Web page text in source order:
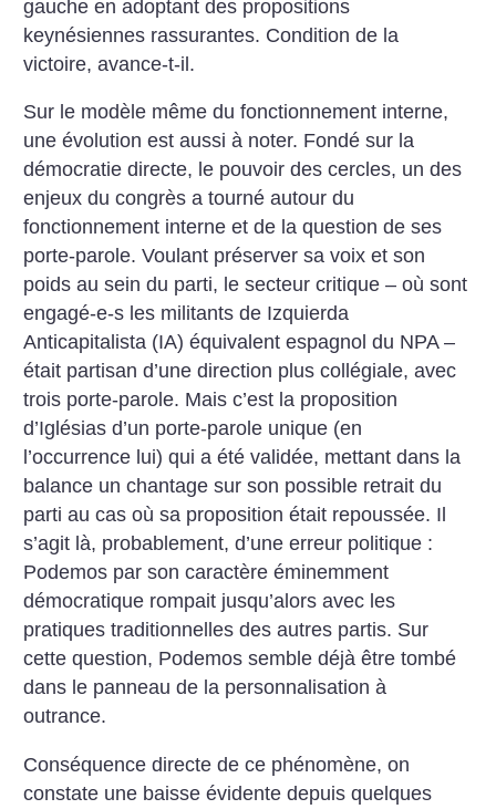
gauche en adoptant des propositions
keynésiennes rassurantes. Condition de la
victoire, avance-t-il.
Sur le modèle même du fonctionnement interne,
une évolution est aussi à noter. Fondé sur la
démocratie directe, le pouvoir des cercles, un des
enjeux du congrès a tourné autour du
fonctionnement interne et de la question de ses
porte-parole. Voulant préserver sa voix et son
poids au sein du parti, le secteur critique – où sont
engagé-e-s les militants de Izquierda
Anticapitalista (IA) équivalent espagnol du NPA –
était partisan d’une direction plus collégiale, avec
trois porte-parole. Mais c’est la proposition
d’Iglésias d’un porte-parole unique (en
l’occurrence lui) qui a été validée, mettant dans la
balance un chantage sur son possible retrait du
parti au cas où sa proposition était repoussée. Il
s’agit là, probablement, d’une erreur politique :
Podemos par son caractère éminemment
démocratique rompait jusqu’alors avec les
pratiques traditionnelles des autres partis. Sur
cette question, Podemos semble déjà être tombé
dans le panneau de la personnalisation à
outrance.
Conséquence directe de ce phénomène, on
constate une baisse évidente depuis quelques